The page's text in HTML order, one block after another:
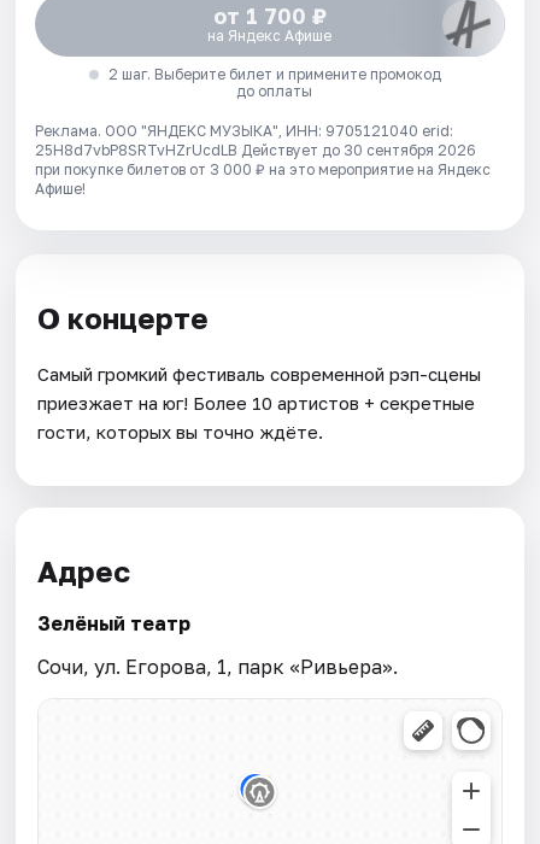
от 1 700 ₽
на Яндекс Афише
2 шаг. Выберите билет и примените промокод
до оплаты
Реклама. ООО "ЯНДЕКС МУЗЫКА", ИНН: 9705121040 erid:
25H8d7vbP8SRTvHZrUcdLB Действует до 30 сентября 2026
при покупке билетов от 3 000 ₽ на это мероприятие на Яндекс
Афише!
О концерте
Самый громкий фестиваль современной рэп-сцены
приезжает на юг! Более 10 артистов + секретные
гости, которых вы точно ждёте.
Адрес
Зелёный театр
Сочи, ул. Егорова, 1, парк «Ривьера».